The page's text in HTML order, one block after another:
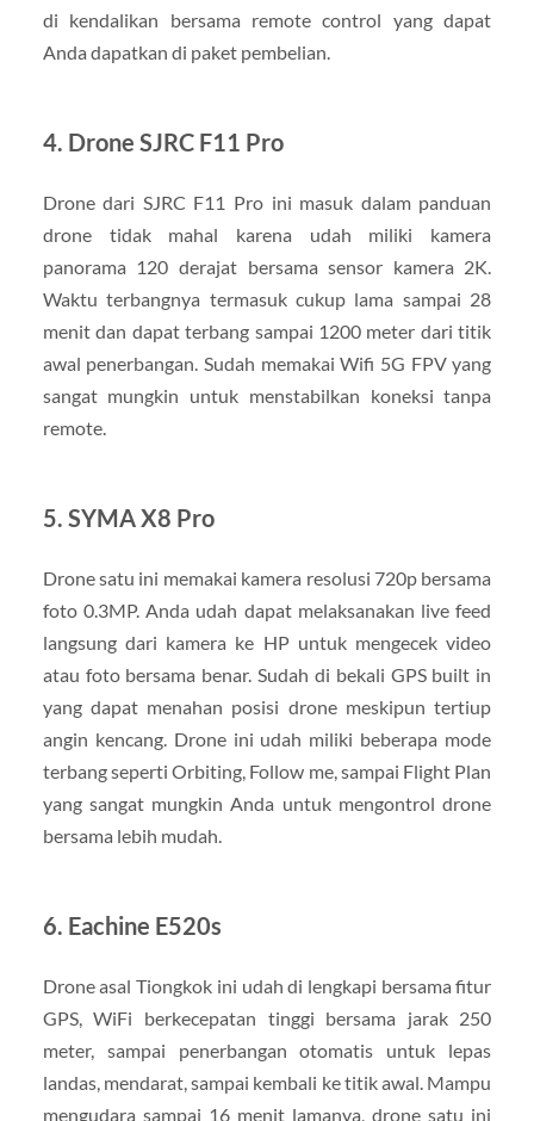
di kendalikan bersama remote control yang dapat
Anda dapatkan di paket pembelian.
4. Drone SJRC F11 Pro
Drone dari SJRC F11 Pro ini masuk dalam panduan
drone tidak mahal karena udah miliki kamera
panorama 120 derajat bersama sensor kamera 2K.
Waktu terbangnya termasuk cukup lama sampai 28
menit dan dapat terbang sampai 1200 meter dari titik
awal penerbangan. Sudah memakai Wifi 5G FPV yang
sangat mungkin untuk menstabilkan koneksi tanpa
remote.
5. SYMA X8 Pro
Drone satu ini memakai kamera resolusi 720p bersama
foto 0.3MP. Anda udah dapat melaksanakan live feed
langsung dari kamera ke HP untuk mengecek video
atau foto bersama benar. Sudah di bekali GPS built in
yang dapat menahan posisi drone meskipun tertiup
angin kencang. Drone ini udah miliki beberapa mode
terbang seperti Orbiting, Follow me, sampai Flight Plan
yang sangat mungkin Anda untuk mengontrol drone
bersama lebih mudah.
6. Eachine E520s
Drone asal Tiongkok ini udah di lengkapi bersama fitur
GPS, WiFi berkecepatan tinggi bersama jarak 250
meter, sampai penerbangan otomatis untuk lepas
landas, mendarat, sampai kembali ke titik awal. Mampu
mengudara sampai 16 menit lamanya, drone satu ini